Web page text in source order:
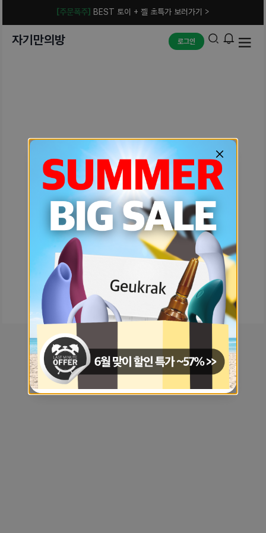
[주문폭주] BEST 토이 + 젤 초특가 보러가기 >
자기만의방 로그인
예상치 못한 에러입니다.